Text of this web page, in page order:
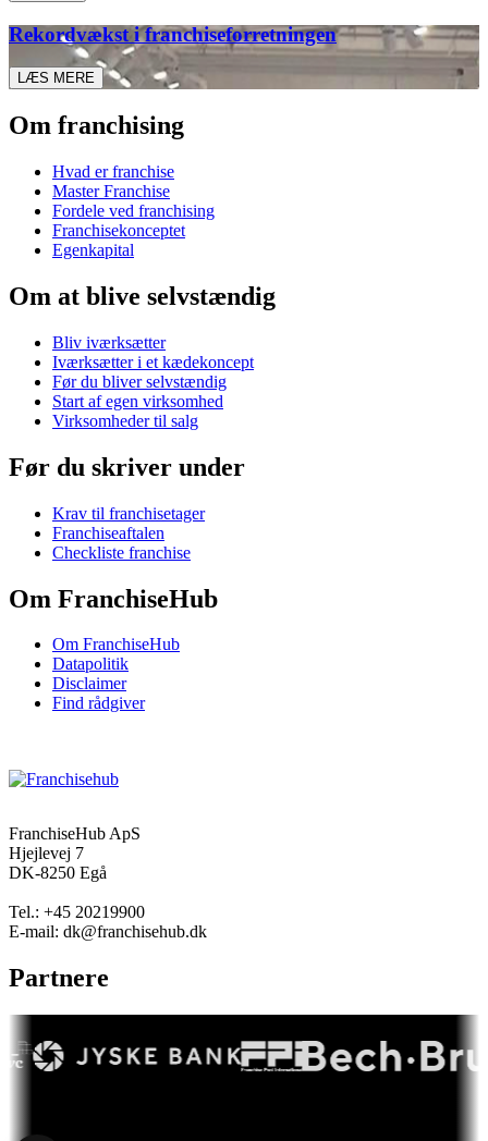
Rekordvækst i franchiseforretningen
LÆS MERE
Om franchising
Hvad er franchise
Master Franchise
Fordele ved franchising
Franchisekonceptet
Egenkapital
Om at blive selvstændig
Bliv iværksætter
Iværksætter i et kædekoncept
Før du bliver selvstændig
Start af egen virksomhed
Virksomheder til salg
Før du skriver under
Krav til franchisetager
Franchiseaftalen
Checkliste franchise
Om FranchiseHub
Om FranchiseHub
Datapolitik
Disclaimer
Find rådgiver
FranchiseHub ApS
Hjejlevej 7
DK-8250 Egå
Tel.: +45 20219900
E-mail: dk@franchisehub.dk
Partnere